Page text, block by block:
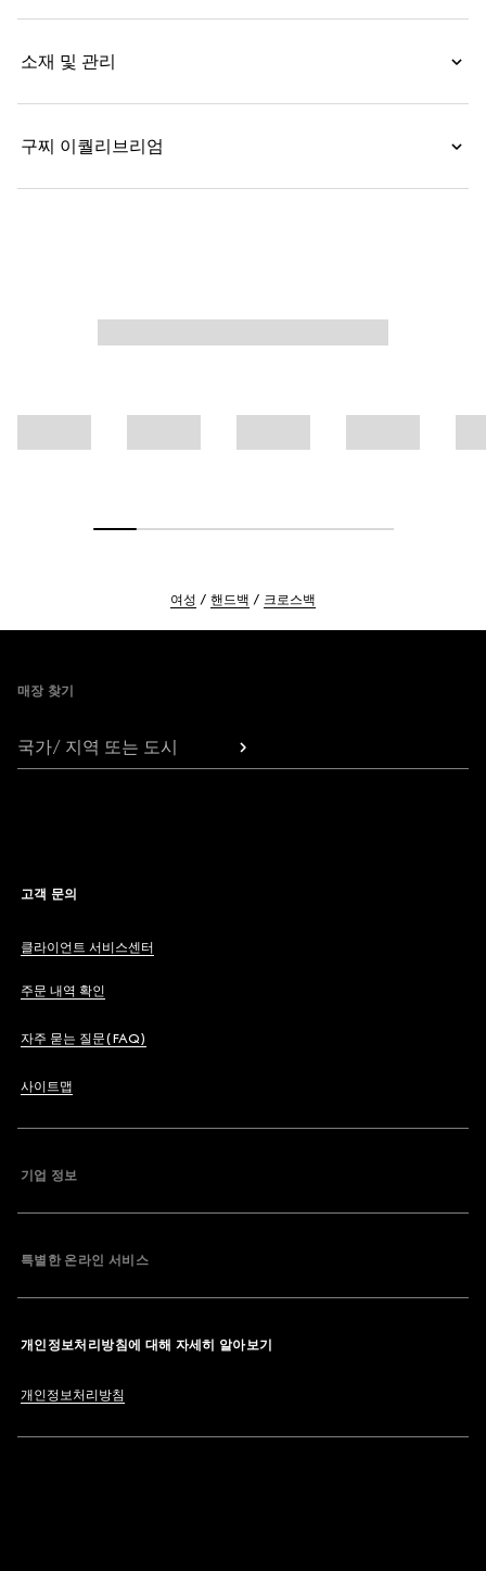
소재 및 관리
구찌 이퀄리브리엄
여성 핸드백 크로스백
매장 찾기
국가/ 지역 또는 도시
고객 문의
클라이언트 서비스센터
주문 내역 확인
자주 묻는 질문(FAQ)
사이트맵
기업 정보
특별한 온라인 서비스
개인정보처리방침에 대해 자세히 알아보기
개인정보처리방침